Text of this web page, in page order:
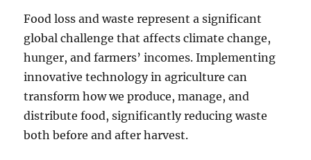
Food loss and waste represent a significant
global challenge that affects climate change,
hunger, and farmers’ incomes. Implementing
innovative technology in agriculture can
transform how we produce, manage, and
distribute food, significantly reducing waste
both before and after harvest.